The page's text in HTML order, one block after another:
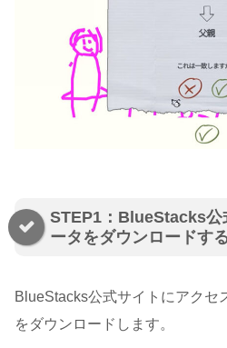
STEP1：BlueStacks公
ータをダウンロードす
BlueStacks公式サイトにアクセ
をダウンロードします。